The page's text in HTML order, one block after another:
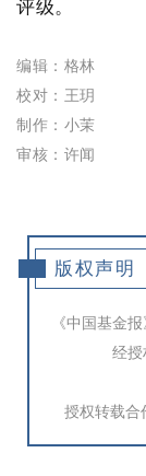
评级。
编辑：格林
校对：王玥
制作：小茉
审核：许闻
版权声明
《中国基金
经授
授权转载合